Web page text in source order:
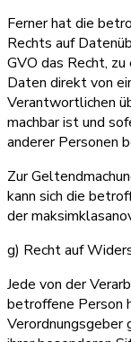
Ferner hat die
Rechts auf
GVO das Recht,
Daten direkt von
Verantwortlichen
machbar ist und
anderer Personen
Zur
kann sich die
der
g) Recht auf
Jede von der
betroffene Person
Verordnungsgeber